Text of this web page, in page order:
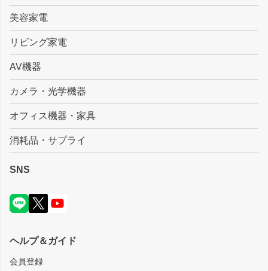
美容家電
リビング家電
AV機器
カメラ・光学機器
オフィス機器・家具
消耗品・サプライ
SNS
ヘルプ＆ガイド
会員登録